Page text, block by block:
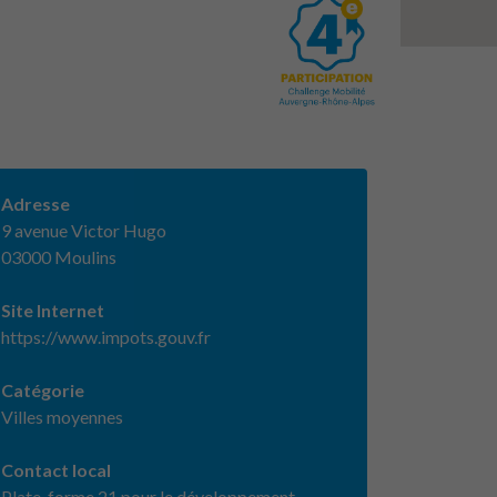
Adresse
9 avenue Victor Hugo
03000 Moulins
Site Internet
https://www.impots.gouv.fr
Catégorie
Villes moyennes
Contact local